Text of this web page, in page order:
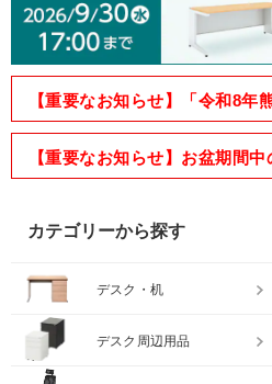
【重要なお知らせ】「令和8
【重要なお知らせ】お盆期間
カテゴリーから探す
デスク・机
デスク周辺用品